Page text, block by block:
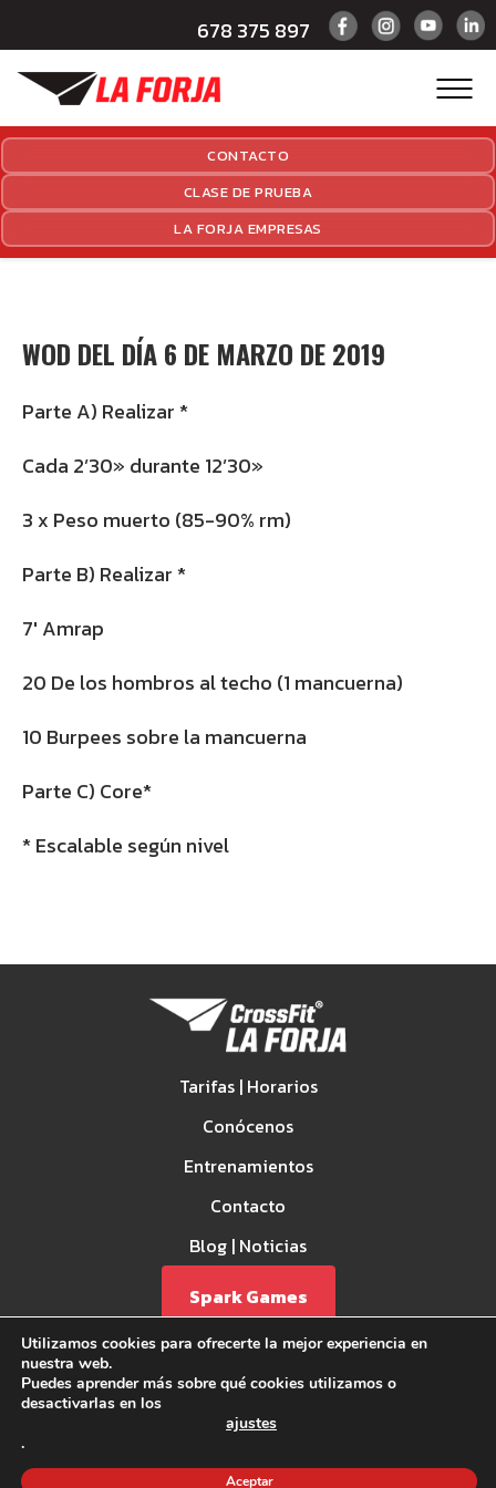
678 375 897
CONTACTO
CLASE DE PRUEBA
LA FORJA EMPRESAS
WOD DEL DÍA 6 DE MARZO DE 2019
Parte A) Realizar *
Cada 2’30» durante 12’30»
3 x Peso muerto (85-90% rm)
Parte B) Realizar *
7′ Amrap
20 De los hombros al techo (1 mancuerna)
10 Burpees sobre la mancuerna
Parte C) Core*
* Escalable según nivel
Tarifas | Horarios
Conócenos
Entrenamientos
Contacto
Blog | Noticias
Spark Games
Aviso Legal
Utilizamos cookies para ofrecerte la mejor experiencia en
nuestra web.
Puedes aprender más sobre qué cookies utilizamos o
desactivarlas en los
ajustes
.
Aceptar